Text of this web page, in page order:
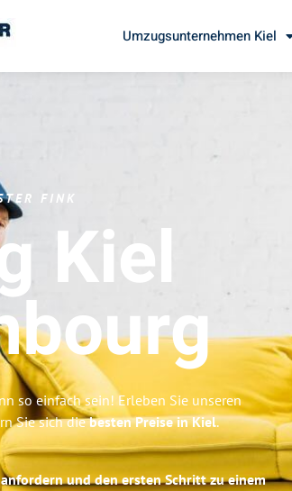
Umzugsunternehmen Kiel
FINK
Kiel
so einfach sein! Erleben Sie unseren
Sie sich diebesten Preise in Kiel.
und den ersten Schritt zu einem